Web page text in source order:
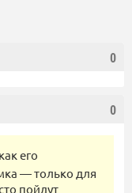
0
0
его
— только для
пойдут